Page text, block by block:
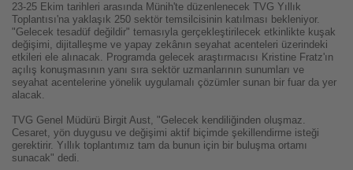
23-25 Ekim tarihleri arasında Münih'te düzenlenecek TVG Yıllık
Toplantısı'na yaklaşık 250 sektör temsilcisinin katılması bekleniyor.
"Gelecek tesadüf değildir" temasıyla gerçekleştirilecek etkinlikte kuşak
değişimi, dijitalleşme ve yapay zekânın seyahat acenteleri üzerindeki
etkileri ele alınacak. Programda gelecek araştırmacısı Kristine Fratz'ın
açılış konuşmasının yanı sıra sektör uzmanlarının sunumları ve
seyahat acentelerine yönelik uygulamalı çözümler sunan bir fuar da yer
alacak.
TVG Genel Müdürü Birgit Aust, "Gelecek kendiliğinden oluşmaz.
Cesaret, yön duygusu ve değişimi aktif biçimde şekillendirme isteği
gerektirir. Yıllık toplantımız tam da bunun için bir buluşma ortamı
sunacak" dedi.